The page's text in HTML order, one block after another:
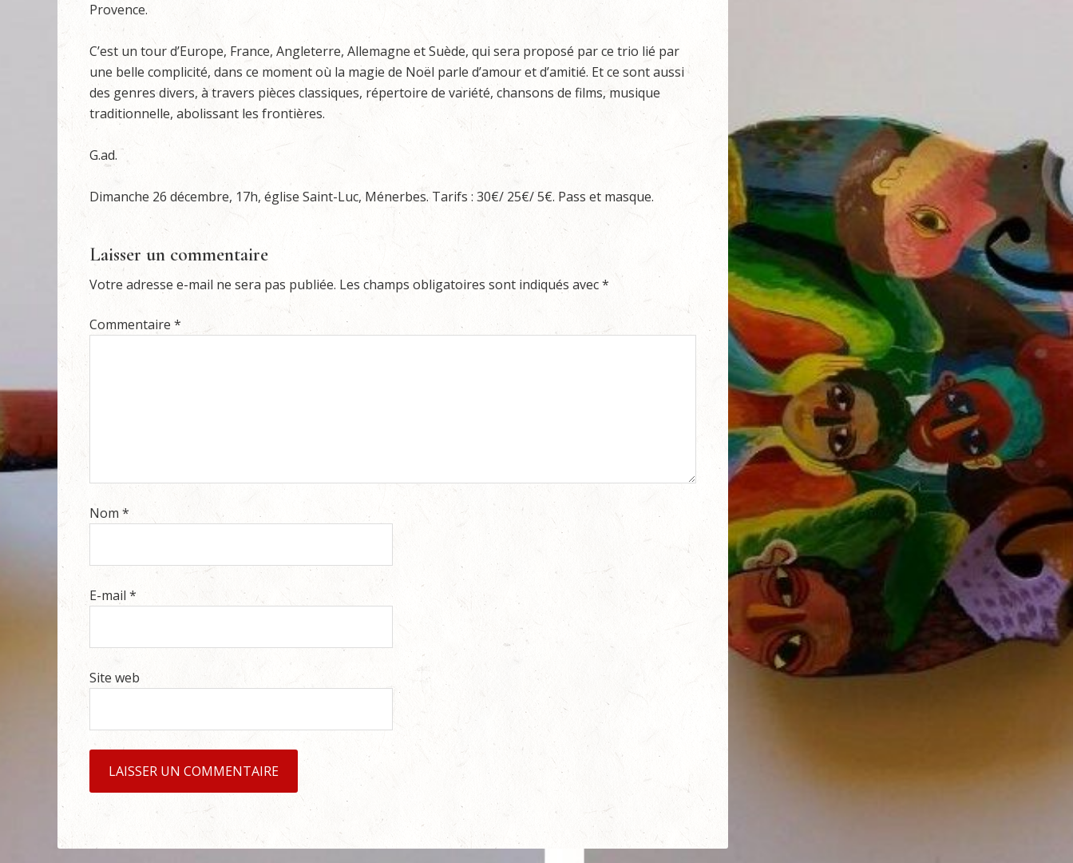
Provence.
C’est un tour d’Europe, France, Angleterre, Allemagne et Suède, qui sera proposé par ce trio lié par
une belle complicité, dans ce moment où la magie de Noël parle d’amour et d’amitié. Et ce sont aussi
des genres divers, à travers pièces classiques, répertoire de variété, chansons de films, musique
traditionnelle, abolissant les frontières.
G.ad.
Dimanche 26 décembre, 17h, église Saint-Luc, Ménerbes. Tarifs : 30€/ 25€/ 5€. Pass et masque.
Laisser un commentaire
Votre adresse e-mail ne sera pas publiée. Les champs obligatoires sont indiqués avec*
Commentaire *
Nom *
E-mail *
Site web